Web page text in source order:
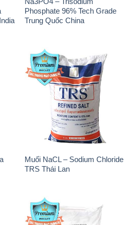
Muối NaCL – Sodium Chloride
TRS Thái Lan